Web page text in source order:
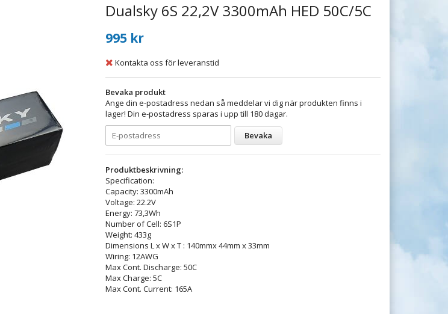
Dualsky 6S 22,2V 3300mAh HED 50C/5C
995 kr
Kontakta oss för leveranstid
Bevaka produkt
Ange din e-postadress nedan så meddelar vi dig när produkten finns i
lager! Din e-postadress sparas i upp till 180 dagar.
Bevaka
Produktbeskrivning:
Specification:
Capacity: 3300mAh
Voltage: 22.2V
Energy: 73,3Wh
Number of Cell: 6S1P
Weight: 433g
Dimensions L x W x T : 140mmx 44mm x 33mm
Wiring: 12AWG
Max Cont. Discharge: 50C
Max Charge: 5C
Max Cont. Current: 165A